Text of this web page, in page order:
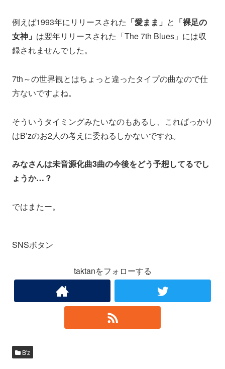
例えば1993年にリリースされた 「愛まま」 と 「裸足の
女神」 は翌年リリースされた「The 7th Blues」には収
録されませんでした。
7th～の世界観とはちょっと違ったタイプの曲なので仕
方ないですよね。
そういうタイミングみたいなのもあるし、こればっかり
はB’zのお2人の考えに委ねるしかないですね。
みなさんは未音源化曲3曲の今後をどう予想してるでし
ょうか…？
ではまたー。
SNSボタン
taktanをフォローする
B'z